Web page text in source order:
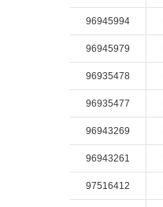
96945994
96945979
96935478
96935477
96943269
96943261
97516412